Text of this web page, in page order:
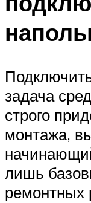
задача
строго
монтажа,
лишь
ремонтных